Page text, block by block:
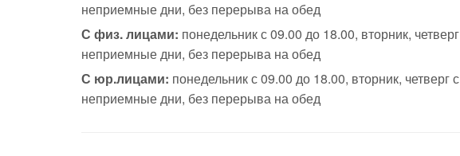
неприемные дни, без перерыва на обед
С физ. лицами: понедельник с 09.00 до 18.00, вторник,
неприемные дни, без перерыва на обед
С юр.лицами: понедельник с 09.00 до 18.00, вторник,
неприемные дни, без перерыва на обед